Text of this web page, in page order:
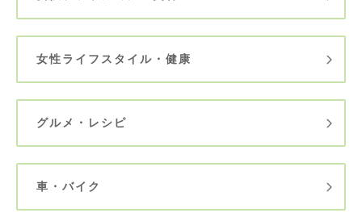
女性ライフスタイル・健康
グルメ・レシピ
車・バイク